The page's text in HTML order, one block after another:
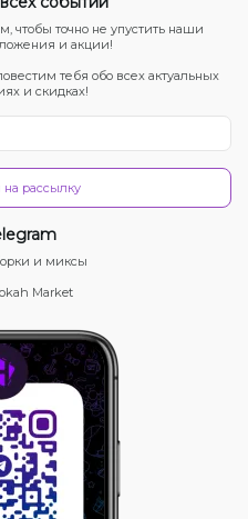
чтобы точно не упустить наши
и акции!
тебя обо всех актуальных
и скидках!
на рассылку
и миксы
Market